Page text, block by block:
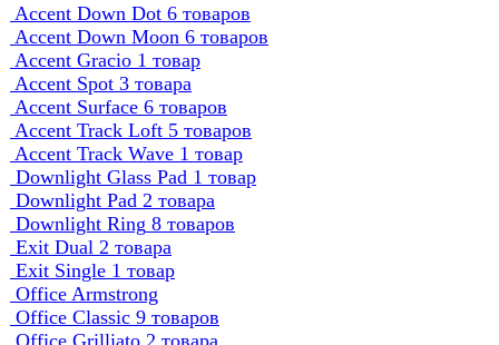
Accent Down Dot 6 товаров
Accent Down Moon 6 товаров
Accent Gracio 1 товар
Accent Spot 3 товара
Accent Surface 6 товаров
Accent Track Loft 5 товаров
Accent Track Wave 1 товар
Downlight Glass Pad 1 товар
Downlight Pad 2 товара
Downlight Ring 8 товаров
Exit Dual 2 товара
Exit Single 1 товар
Office Armstrong
Office Classic 9 товаров
Office Grilliato 2 товара